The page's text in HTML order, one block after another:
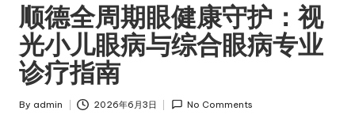
顺德全周期眼健康守护：视
光小儿眼病与综合眼病专业
诊疗指南
Posted
By admin 2026年6月3日 No Comments